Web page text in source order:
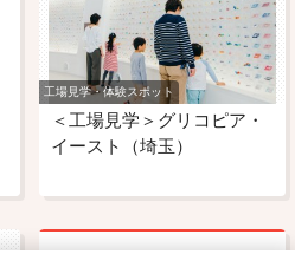
工場見学・体験スポット
＜工場見学＞グリコピア・
イースト（埼玉）